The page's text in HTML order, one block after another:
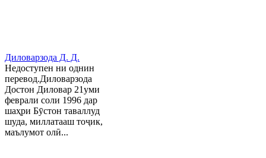
Диловарзода Д. Д.
Недоступен ни однин
перевод.Диловарзода
Достон Диловар 21уми
феврали соли 1996 дар
шаҳри Бӯстон таваллуд
шуда, миллатааш тоҷик,
маълумот олӣ...